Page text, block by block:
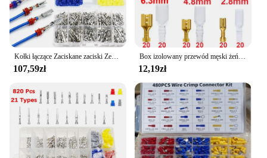
107,59zł
Box izolowany przewód męski żeński złącze 2.8/4.8/6.3mm elektryczne zaciski Termin złącza widełkowe wybrane elementy
12,19zł